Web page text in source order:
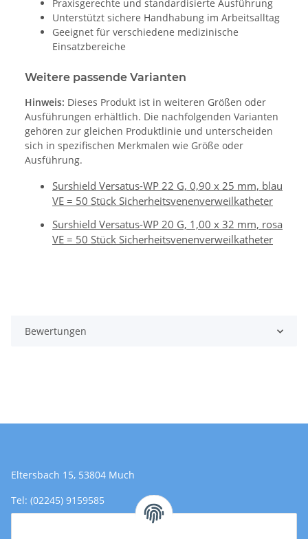
Praxisgerechte und standardisierte Ausführung
Unterstützt sichere Handhabung im Arbeitsalltag
Geeignet für verschiedene medizinische
Einsatzbereiche
Weitere passende Varianten
Hinweis: Dieses Produkt ist in weiteren Größen oder
Ausführungen erhältlich. Die nachfolgenden Varianten
gehören zur gleichen Produktlinie und unterscheiden
sich in spezifischen Merkmalen wie Größe oder
Ausführung.
Surshield Versatus-WP 22 G, 0,90 x 25 mm, blau
VE = 50 Stück Sicherheitsvenenverweilkatheter
Surshield Versatus-WP 20 G, 1,00 x 32 mm, rosa
VE = 50 Stück Sicherheitsvenenverweilkatheter
Bewertungen
Eltersbach 15, 53804 Much
Tel: (02245) 9159585
Email: Kontakt@toromedical.de